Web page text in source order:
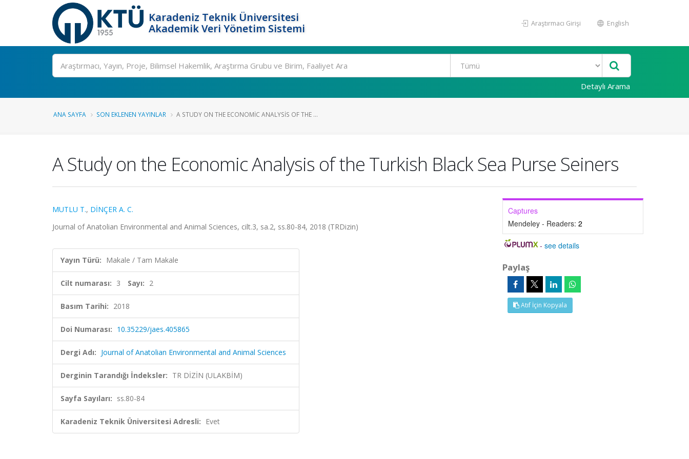
Karadeniz Teknik Üniversitesi
Akademik Veri Yönetim Sistemi
Araştırmacı Girişi English
Ara
Detaylı Arama
ANA SAYFA SON EKLENEN YAYINLAR A STUDY ON THE ECONOMIC ANALYSIS OF THE ...
A Study on the Economic Analysis of the Turkish Black Sea Purse Seiners
MUTLU T., DİNÇER A. C.
Journal of Anatolian Environmental and Animal Sciences, cilt.3, sa.2, ss.80-84, 2018 (TRDizin)
Yayın Türü: Makale / Tam Makale
Cilt numarası: 3 Sayı: 2
Basım Tarihi: 2018
Doi Numarası: 10.35229/jaes.405865
Dergi Adı: Journal of Anatolian Environmental and Animal Sciences
Derginin Tarandığı İndeksler: TR DİZİN (ULAKBİM)
Sayfa Sayıları: ss.80-84
Karadeniz Teknik Üniversitesi Adresli: Evet
Captures
Mendeley - Readers: 2
-see details
Paylaş
Atıf İçin Kopyala